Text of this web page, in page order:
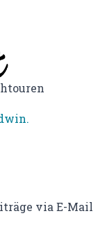
via E-Mail